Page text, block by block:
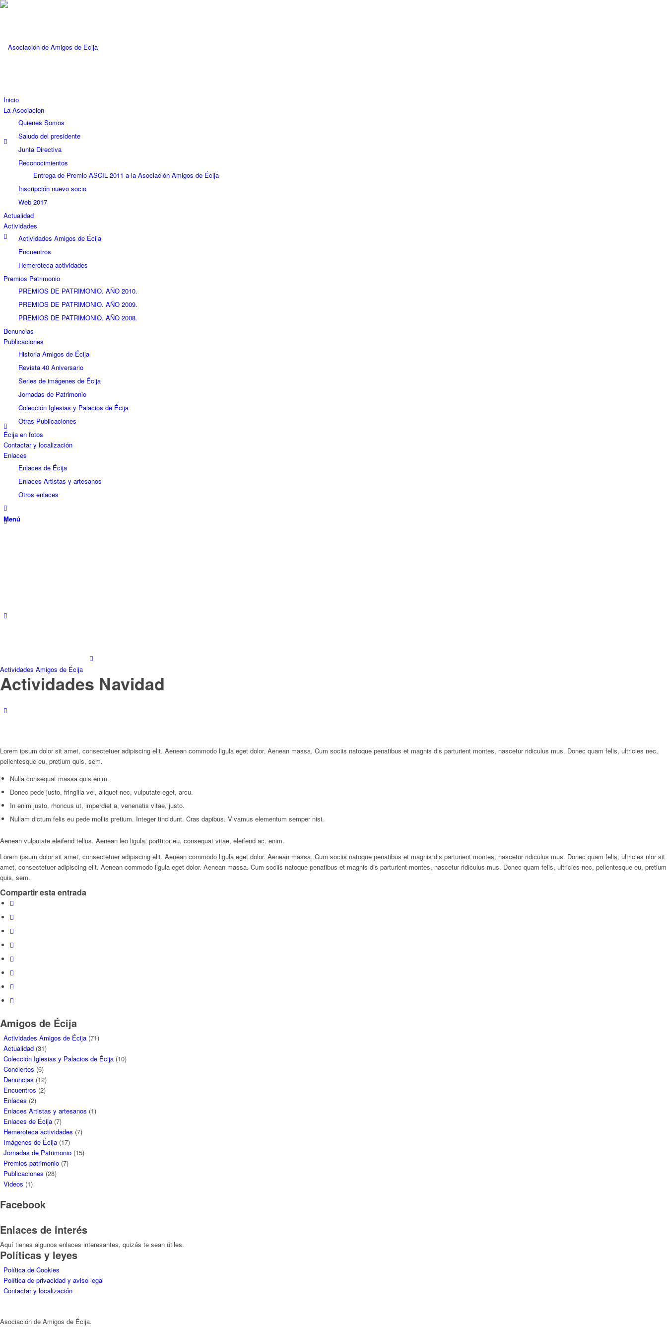
Inicio
La Asociacion
Quienes Somos
Saludo del presidente
Junta Directiva
Reconocimientos
Entrega de Premio ASCIL 2011 a la Asociación Amigos de Écija
Inscripción nuevo socio
Web 2017
Actualidad
Actividades
Actividades Amigos de Écija
Encuentros
Hemeroteca actividades
Premios Patrimonio
PREMIOS DE PATRIMONIO. AÑO 2010.
PREMIOS DE PATRIMONIO. AÑO 2009.
PREMIOS DE PATRIMONIO. AÑO 2008.
Denuncias
Publicaciones
Historia Amigos de Écija
Revista 40 Aniversario
Series de imágenes de Écija
Jornadas de Patrimonio
Colección Iglesias y Palacios de Écija
Otras Publicaciones
Écija en fotos
Contactar y localización
Enlaces
Enlaces de Écija
Enlaces Artistas y artesanos
Otros enlaces
Menú
Actividades Amigos de Écija
Actividades Navidad
Lorem ipsum dolor sit amet, consectetuer adipiscing elit. Aenean commodo ligula eget dolor. Aenean massa. Cum sociis natoque penatibus et magnis dis parturient montes, nascetur ridiculus mus. Donec quam felis, ultricies nec,
pellentesque eu, pretium quis, sem.
Nulla consequat massa quis enim.
Donec pede justo, fringilla vel, aliquet nec, vulputate eget, arcu.
In enim justo, rhoncus ut, imperdiet a, venenatis vitae, justo.
Nullam dictum felis eu pede mollis pretium. Integer tincidunt. Cras dapibus. Vivamus elementum semper nisi.
Aenean vulputate eleifend tellus. Aenean leo ligula, porttitor eu, consequat vitae, eleifend ac, enim.
Lorem ipsum dolor sit amet, consectetuer adipiscing elit. Aenean commodo ligula eget dolor. Aenean massa. Cum sociis natoque penatibus et magnis dis parturient montes, nascetur ridiculus mus. Donec quam felis, ultricies nlor sit
amet, consectetuer adipiscing elit. Aenean commodo ligula eget dolor. Aenean massa. Cum sociis natoque penatibus et magnis dis parturient montes, nascetur ridiculus mus. Donec quam felis, ultricies nec, pellentesque eu, pretium
quis, sem.
Compartir esta entrada
Amigos de Écija
Actividades Amigos de Écija (71)
Actualidad (31)
Colección Iglesias y Palacios de Écija (10)
Conciertos (6)
Denuncias (12)
Encuentros (2)
Enlaces (2)
Enlaces Artistas y artesanos (1)
Enlaces de Écija (7)
Hemeroteca actividades (7)
Imágenes de Écija (17)
Jornadas de Patrimonio (15)
Premios patrimonio (7)
Publicaciones (28)
Videos (1)
Facebook
Enlaces de interés
Aquí tienes algunos enlaces interesantes, quizás te sean útiles.
Políticas y leyes
Política de Cookies
Política de privacidad y aviso legal
Contactar y localización
Asociación de Amigos de Écija.